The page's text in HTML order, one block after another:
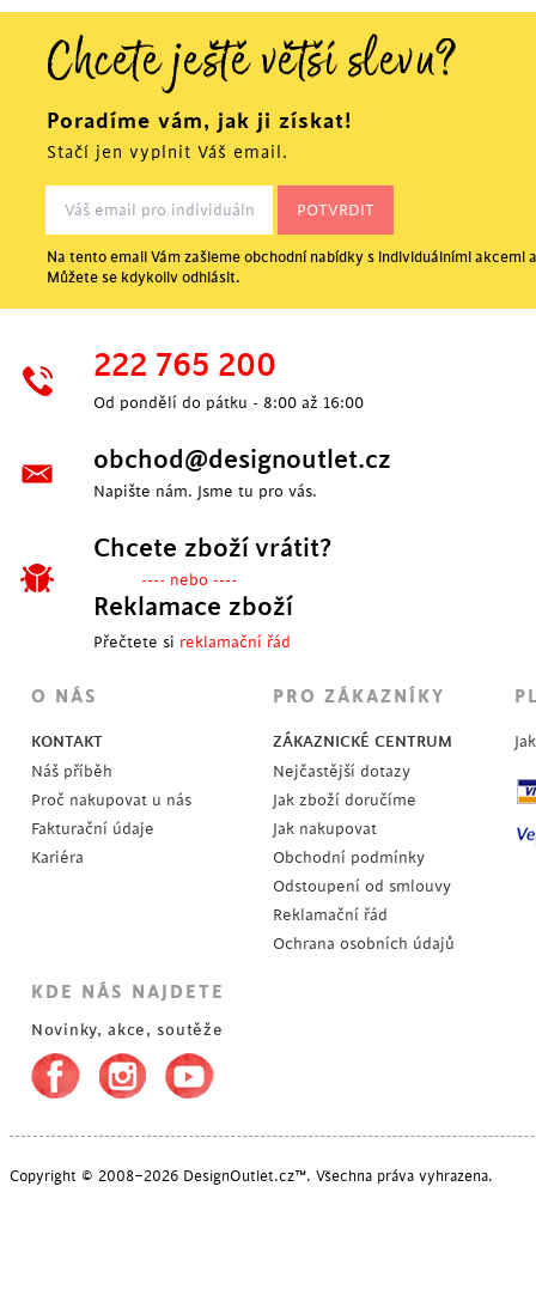
Chcete ještě větší slevu?
Poradíme vám, jak ji získat!
Stačí jen vyplnit Váš email.
Na tento email Vám zašleme obchodní nabídky s individuálními akcemi
Můžete se kdykoliv odhlásit.
222 765 200
Od pondělí do pátku - 8:00 až 16:00
obchod@designoutlet.cz
Napište nám. Jsme tu pro vás.
Chcete zboží vrátit?
---- nebo ----
Reklamace zboží
Přečtete si reklamační řád
O NÁS
KONTAKT
Náš příběh
Proč nakupovat u nás
Fakturační údaje
Kariéra
PRO ZÁKAZNÍKY
ZÁKAZNICKÉ CENTRUM
Nejčastější dotazy
Jak zboží doručíme
Jak nakupovat
Obchodní podmínky
Odstoupení od smlouvy
Reklamační řád
Ochrana osobních údajů
KDE NÁS NAJDETE
Novinky, akce, soutěže
Copyright © 2008–2026 DesignOutlet.cz™. Všechna práva vyhrazena.